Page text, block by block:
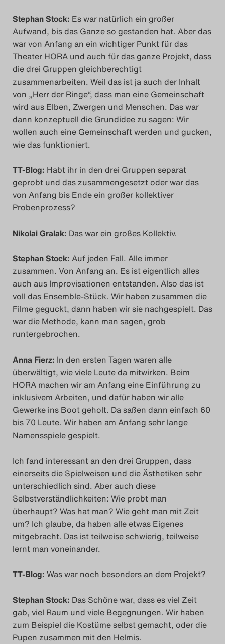
Nutzungsbedingungen
Search
Stephan Stock: Es war natürlich ein großer
Aufwand, bis das Ganze so gestanden hat. Aber das
war von Anfang an ein wichtiger Punkt für das
Theater HORA und auch für das ganze Projekt, dass
die drei Gruppen gleichberechtigt
zusammenarbeiten. Weil das ist ja auch der Inhalt
von „Herr der Ringe“, dass man eine Gemeinschaft
wird aus Elben, Zwergen und Menschen. Das war
dann konzeptuell die Grundidee zu sagen: Wir
wollen auch eine Gemeinschaft werden und gucken,
wie das funktioniert.
TT-Blog: Habt ihr in den drei Gruppen separat
geprobt und das zusammengesetzt oder war das
von Anfang bis Ende ein großer kollektiver
Probenprozess?
Nikolai Gralak: Das war ein großes Kollektiv.
Stephan Stock: Auf jeden Fall. Alle immer
zusammen. Von Anfang an. Es ist eigentlich alles
auch aus Improvisationen entstanden. Also das ist
voll das Ensemble-Stück. Wir haben zusammen die
Filme geguckt, dann haben wir sie nachgespielt. Das
war die Methode, kann man sagen, grob
runtergebrochen.
Anna Fierz: In den ersten Tagen waren alle
überwältigt, wie viele Leute da mitwirken. Beim
HORA machen wir am Anfang eine Einführung zu
inklusivem Arbeiten, und dafür haben wir alle
Gewerke ins Boot geholt. Da saßen dann einfach 60
bis 70 Leute. Wir haben am Anfang sehr lange
Namensspiele gespielt.
Ich fand interessant an den drei Gruppen, dass
einerseits die Spielweisen und die Ästhetiken sehr
unterschiedlich sind. Aber auch diese
Selbstverständlichkeiten: Wie probt man
überhaupt? Was hat man? Wie geht man mit Zeit
um? Ich glaube, da haben alle etwas Eigenes
mitgebracht. Das ist teilweise schwierig, teilweise
lernt man voneinander.
TT-Blog: Was war noch besonders an dem Projekt?
Stephan Stock: Das Schöne war, dass es viel Zeit
gab, viel Raum und viele Begegnungen. Wir haben
zum Beispiel die Kostüme selbst gemacht, oder die
Pupen zusammen mit den Helmis.